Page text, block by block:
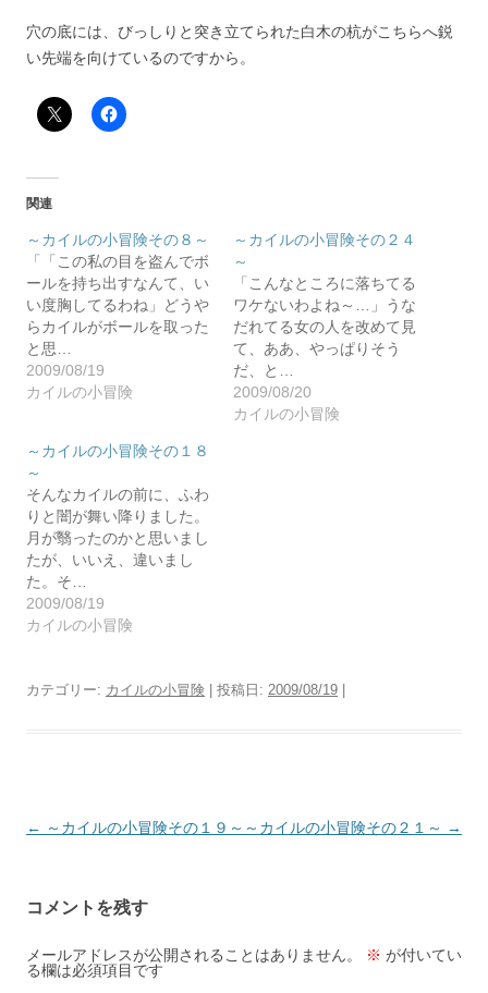
穴の底には、びっしりと突き立てられた白木の杭がこちらへ鋭
い先端を向けているのですから。
関連
～カイルの小冒険その８～
「「この私の目を盗んでボ
ールを持ち出すなんて、い
い度胸してるわね」どうや
らカイルがボールを取った
と思…
2009/08/19
カイルの小冒険
～カイルの小冒険その２４
～
「こんなところに落ちてる
ワケないわよね～…」うな
だれてる女の人を改めて見
て、ああ、やっぱりそう
だ、と…
2009/08/20
カイルの小冒険
～カイルの小冒険その１８
～
そんなカイルの前に、ふわ
りと闇が舞い降りました。
月が翳ったのかと思いまし
たが、いいえ、違いまし
た。そ…
2009/08/19
カイルの小冒険
カテゴリー: カイルの小冒険 | 投稿日: 2009/08/19
投
ビ
ゲ
ー
← ～カイルの小冒険その１９～ ～カイルの小冒険その２１～ →
コメントを残す
メールアドレスが公開されることはありません。 ※ が付いてい
る欄は必須項目です